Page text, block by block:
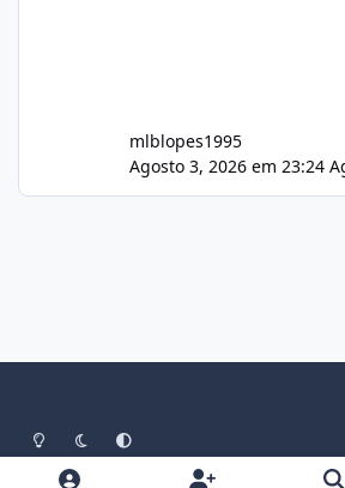
mlblopes1995
Agosto 3, 2026 em 23:24
Light ModeDark ModeSystem Preference
Idiomas Tema Política De